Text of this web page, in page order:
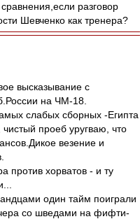
разговор
Шевченко как тренера?
высказывание с
на ЧМ-18.
слабых сборных -Египта
проеб уругваю, что
везение и
против хорватов - и ту
один тайм поиграли
со шведами на фифти-